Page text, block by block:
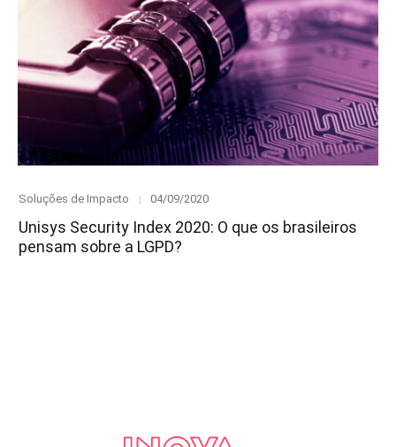
Category
Soluções de Impacto
Posted
04/09/2020
Unisys Security Index 2020: O que os brasileiros
pensam sobre a LGPD?